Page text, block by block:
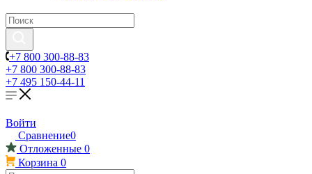
+7 800 300-88-83
+7 800 300-88-83
+7 495 150-44-11
Войти
Сравнение0
Отложенные 0
Корзина 0